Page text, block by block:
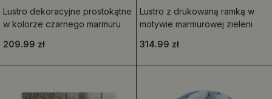
Lustro dekoracyjne prostokątne
w kolorze czarnego marmuru
209.99 zł
Lustro z drukowaną ramką w
motywie marmurowej zieleni
314.99 zł